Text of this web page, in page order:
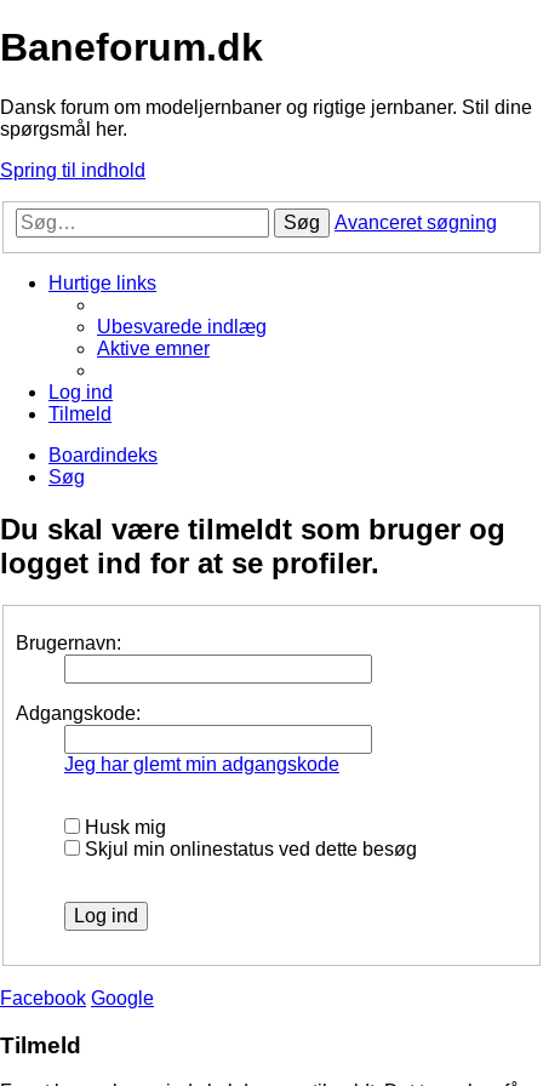
Baneforum.dk
Dansk forum om modeljernbaner og rigtige jernbaner. Stil dine
spørgsmål her.
Spring til indhold
Søg Avanceret søgning
Hurtige links
Ubesvarede indlæg
Aktive emner
Log ind
Tilmeld
Boardindeks
Søg
Du skal være tilmeldt som bruger og
logget ind for at se profiler.
Brugernavn:
Adgangskode:
Jeg har glemt min adgangskode
Husk mig
Skjul min onlinestatus ved dette besøg
Facebook Google
Tilmeld